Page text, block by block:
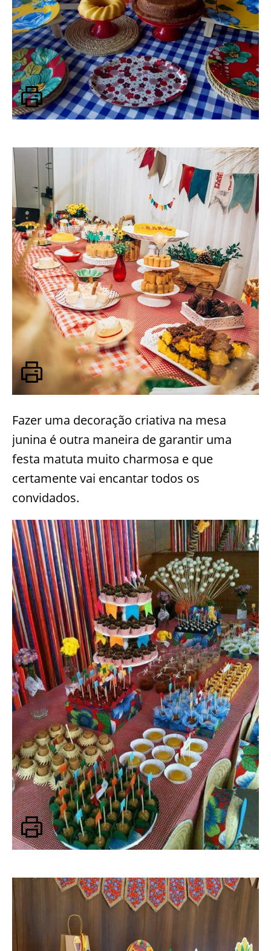
Fazer uma decoração criativa na mesa
junina é outra maneira de garantir uma
festa matuta muito charmosa e que
certamente vai encantar todos os
convidados.